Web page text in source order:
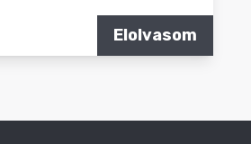
Elolvasom